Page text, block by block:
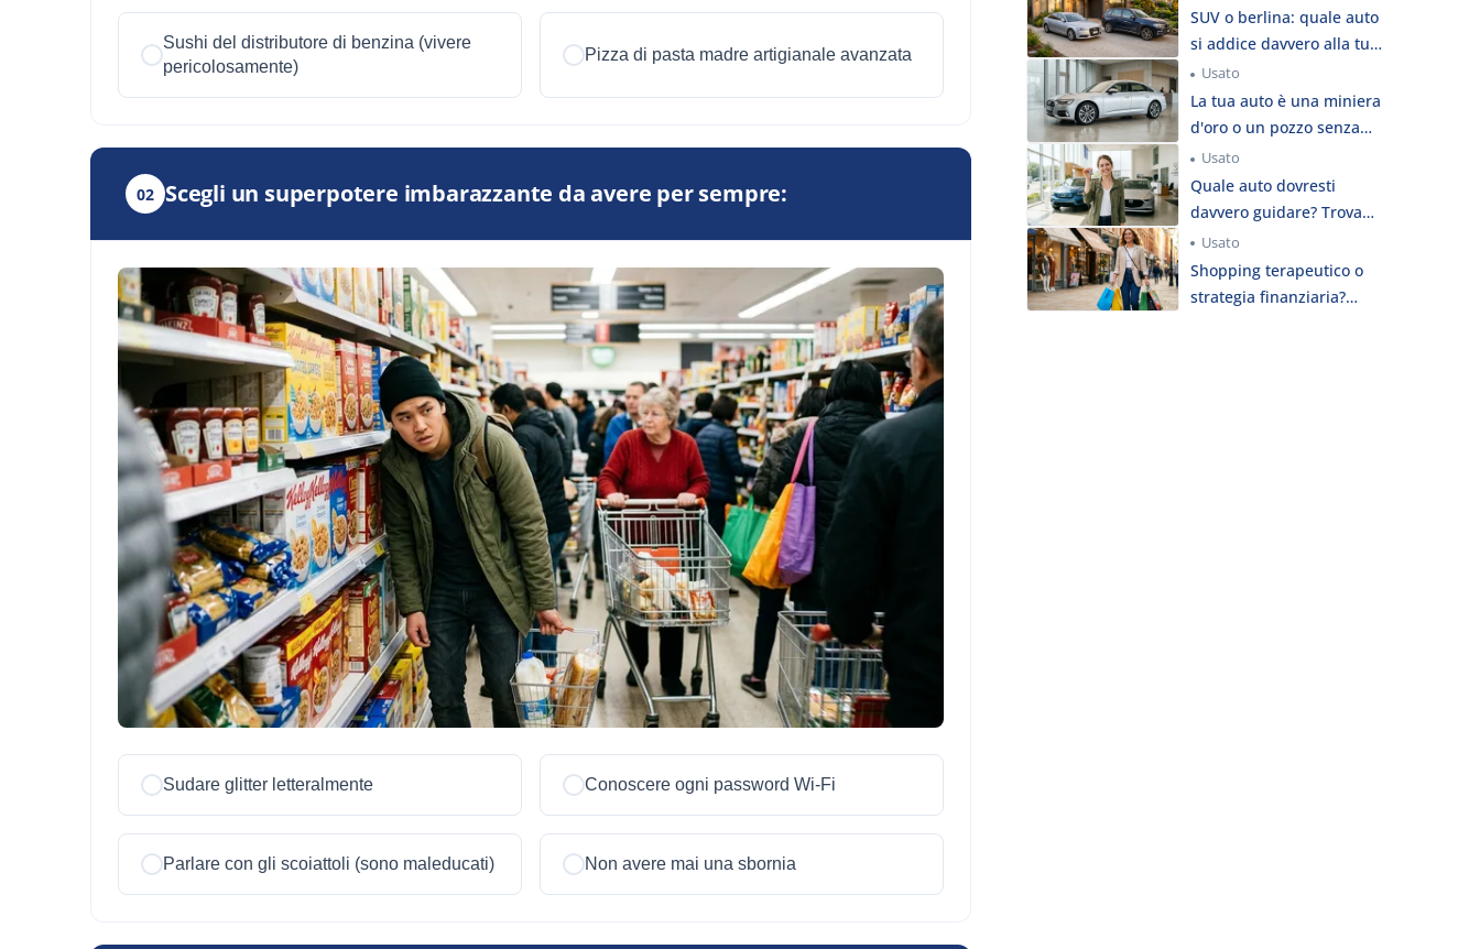
Sushi del distributore di benzina (vivere
pericolosamente)
Pizza di pasta madre artigianale avanzata
02 Scegli un superpotere imbarazzante da avere per sempre:
Sudare glitter letteralmente Conoscere ogni password Wi-Fi
Parlare con gli scoiattoli (sono maleducati) Non avere mai una sbornia
test di razionalità!
SUV o berlina: quale auto
si addice davvero alla tua
personalità?
Usato
La tua auto è una miniera
d'oro o un pozzo senza
fondo? Scopri il suo
destino di rivendita!
Usato
Quale auto dovresti
davvero guidare? Trova
l'auto dei tuoi sogni in
base al tuo budget!
Usato
Shopping terapeutico o
strategia finanziaria?